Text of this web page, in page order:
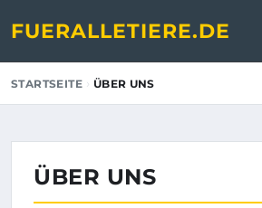
FUERALLETIERE.DE
STARTSEITE › ÜBER UNS
ÜBER UNS